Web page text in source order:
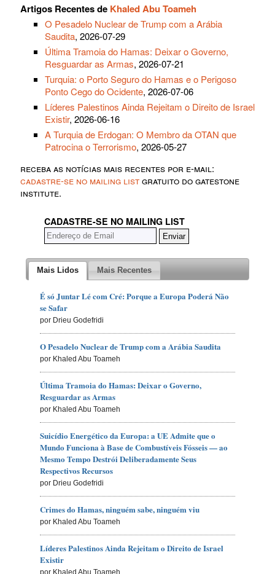
Artigos Recentes de Khaled Abu Toameh
O Pesadelo Nuclear de Trump com a Arábia
Saudita, 2026-07-29
Última Tramoia do Hamas: Deixar o Governo,
Resguardar as Armas, 2026-07-21
Turquia: o Porto Seguro do Hamas e o Perigoso
Ponto Cego do Ocidente, 2026-07-06
Líderes Palestinos Ainda Rejeitam o Direito de Israel
Existir, 2026-06-16
A Turquia de Erdogan: O Membro da OTAN que
Patrocina o Terrorismo, 2026-05-27
receba as notícias mais recentes por e-mail:
cadastre-se no mailing listgratuito do gatestone
institute.
CADASTRE-SE NO MAILING LIST
Mais Lidos Mais Recentes
É só Juntar Lé com Cré: Porque a Europa Poderá Não
se Safar
por Drieu Godefridi
O Pesadelo Nuclear de Trump com a Arábia Saudita
por Khaled Abu Toameh
Última Tramoia do Hamas: Deixar o Governo,
Resguardar as Armas
por Khaled Abu Toameh
Suicídio Energético da Europa: a UE Admite que o
Mundo Funciona à Base de Combustíveis Fósseis — ao
Mesmo Tempo Destrói Deliberadamente Seus
Respectivos Recursos
por Drieu Godefridi
Crimes do Hamas, ninguém sabe, ninguém viu
por Khaled Abu Toameh
Líderes Palestinos Ainda Rejeitam o Direito de Israel
Existir
por Khaled Abu Toameh